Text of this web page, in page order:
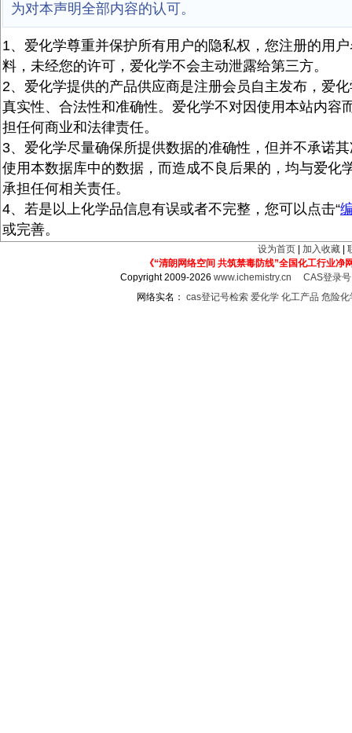
为对本声明全部内容的认可。
1、爱化学尊重并保护所有用户的隐私权，您注册的用
料，未经您的许可，爱化学不会主动泄露给第三方。
2、爱化学提供的产品供应商是注册会员自主发布，爱
真实性、合法性和准确性。爱化学不对因使用本站内容
担任何商业和法律责任。
3、爱化学尽量确保所提供数据的准确性，但并不承诺
使用本数据库中的数据，而造成不良后果的，均与爱化
承担任何相关责任。
4、若是以上化学品信息有误或者不完整，您可以点击“
或完善。
设为首页 加入收藏
《“清朗网络空间 共筑禁毒防线”全国化工行业净
Copyright 2009-2026www.ichemistry.cn
CAS登录
网络实名： cas登记号检索 爱化学 化工产品 危险化